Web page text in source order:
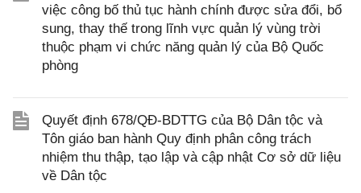
việc công bố thủ tục hành chính được sửa đổi, bổ
sung, thay thế trong lĩnh vực quản lý vùng trời
thuộc phạm vi chức năng quản lý của Bộ Quốc
phòng
Quyết định 678/QĐ-BDTTG của Bộ Dân tộc và
Tôn giáo ban hành Quy định phân công trách
nhiệm thu thập, tạo lập và cập nhật Cơ sở dữ liệu
về Dân tộc